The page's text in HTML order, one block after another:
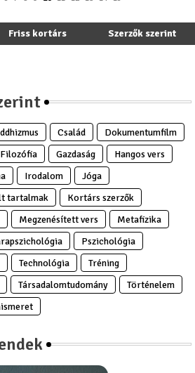
Friss kortárs Szerzők szerint
Család
Dokumentumfilm
Filozófia Gazdaság
Hangos vers
Irodalom
Jóga
tartalmak
Kortárs szerzők
Megzenésített vers
Metafizika
Pszichológia
Technológia
Tréning
Társadalomtudomány
Történelem